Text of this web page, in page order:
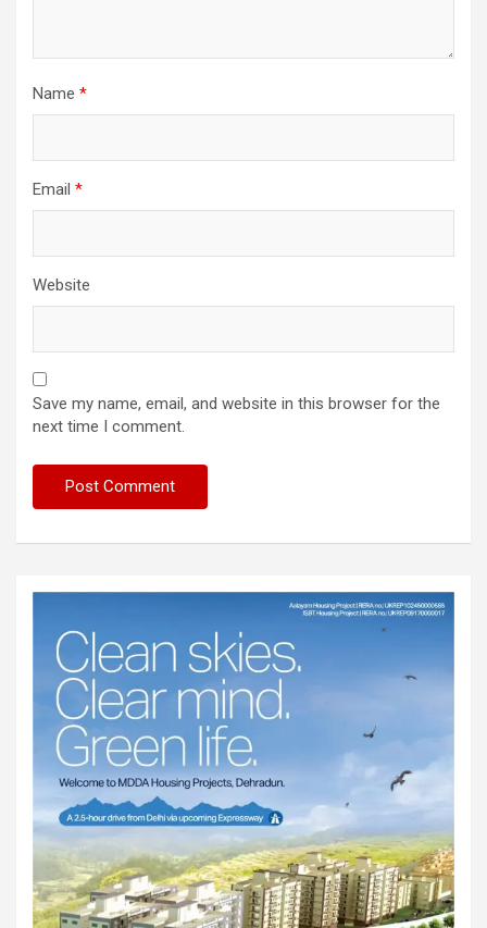
Name *
Email *
Website
Save my name, email, and website in this browser for the
next time I comment.